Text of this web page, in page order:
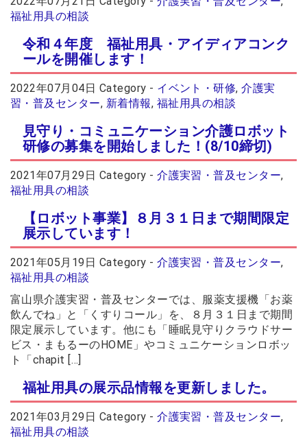
福祉用具の相談
令和４年度 福祉用具・アイディアコンク
ールを開催します！
2022年07月04日 Category - イベント・研修,介護実
習・普及センター, 新着情報, 福祉用具の相談
見守り・コミュニケーション介護ロボット
研修の募集を開始しました！(8/10締切)
2021年07月29日 Category -介護実習・普及センター,
福祉用具の相談
【ロボット事業】８月３１日まで期間限定
展示しています！
2021年05月19日 Category -介護実習・普及センター,
福祉用具の相談
富山県介護実習・普及センターでは、服薬支援機「お薬
飲んでね」と「くすりコール」を、８月３１日まで期間
限定展示しています。他にも「睡眠見守りクラウドサー
ビス・まもるーのHOME」やコミュニケーションロボッ
ト「chapit […]
福祉用具の展示品情報を更新しました。
2021年03月29日 Category -介護実習・普及センター,
福祉用具の相談